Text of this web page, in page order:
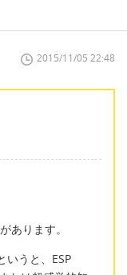
2015/11/05 22:48
あります。
いうと、ESP